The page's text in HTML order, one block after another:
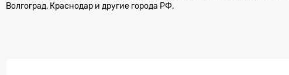
Волгоград, Краснодар и другие города РФ.